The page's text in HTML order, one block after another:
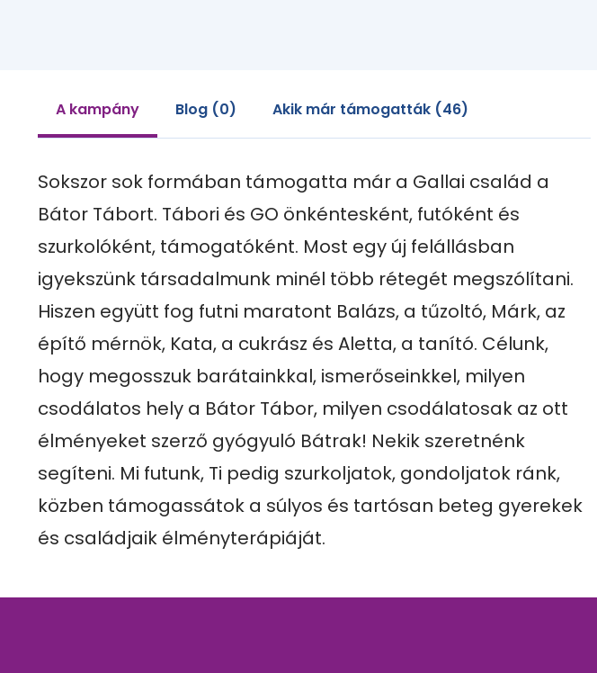
A kampány Blog (0) Akik már támogatták (46)
Sokszor sok formában támogatta már a Gallai család a
Bátor Tábort. Tábori és GO önkéntesként, futóként és
szurkolóként, támogatóként. Most egy új felállásban
igyekszünk társadalmunk minél több rétegét megszólítani.
Hiszen együtt fog futni maratont Balázs, a tűzoltó, Márk, az
építő mérnök, Kata, a cukrász és Aletta, a tanító. Célunk,
hogy megosszuk barátainkkal, ismerőseinkkel, milyen
csodálatos hely a Bátor Tábor, milyen csodálatosak az ott
élményeket szerző gyógyuló Bátrak! Nekik szeretnénk
segíteni. Mi futunk, Ti pedig szurkoljatok, gondoljatok ránk,
közben támogassátok a súlyos és tartósan beteg gyerekek
és családjaik élményterápiáját.